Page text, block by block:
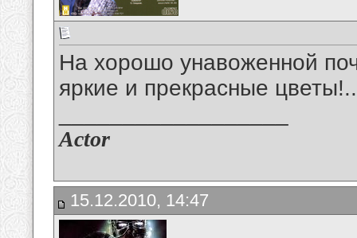
На хорошо унавоженной
яркие и прекрасные
Actor
15.12.2010, 14:47